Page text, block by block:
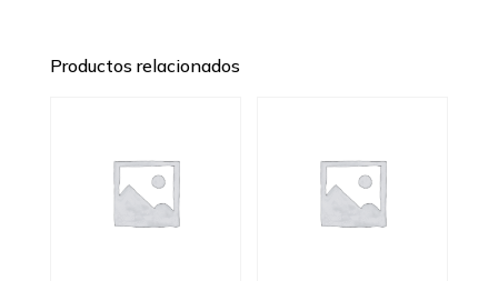
Productos relacionados